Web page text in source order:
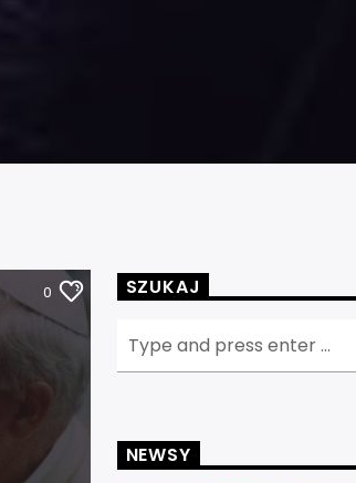
0 SZUKAJ
NEWSY